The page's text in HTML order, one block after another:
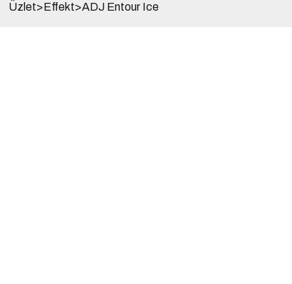
Üzlet>Effekt>ADJ Entour Ice